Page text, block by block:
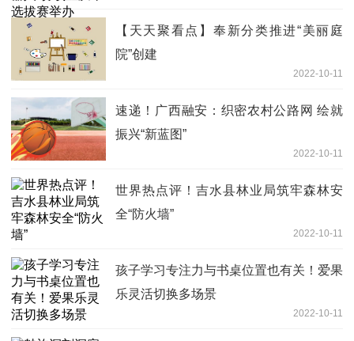
【天天聚看点】奉新分类推进“美丽庭
院”创建
2022-10-11
速递！广西融安：织密农村公路网 绘就
振兴“新蓝图”
2022-10-11
世界热点评！吉水县林业局筑牢森林安
全“防火墙”
2022-10-11
孩子学习专注力与书桌位置也有关！爱果
乐灵活切换多场景
2022-10-11